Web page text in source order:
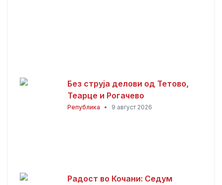
Без струја делови од Тетово,
Теарце и Рогачево
Република • 9 август 2026
Радост во Кочани: Седум